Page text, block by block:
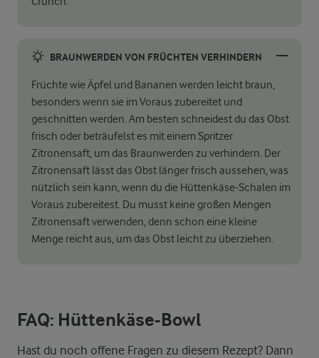
BRAUNWERDEN VON FRÜCHTEN VERHINDERN
Früchte wie Äpfel und Bananen werden leicht braun,
besonders wenn sie im Voraus zubereitet und
geschnitten werden. Am besten schneidest du das Obst
frisch oder beträufelst es mit einem Spritzer
Zitronensaft, um das Braunwerden zu verhindern. Der
Zitronensaft lässt das Obst länger frisch aussehen, was
nützlich sein kann, wenn du die Hüttenkäse-Schalen im
Voraus zubereitest. Du musst keine großen Mengen
Zitronensaft verwenden, denn schon eine kleine
Menge reicht aus, um das Obst leicht zu überziehen.
FAQ: Hüttenkäse-Bowl
Hast du noch offene Fragen zu diesem Rezept? Dann